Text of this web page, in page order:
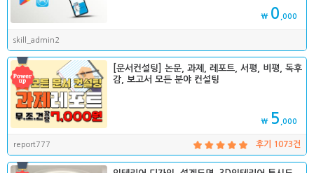
₩ 0 ,000
skill_admin2
[문서컨설팅] 논문, 과제, 레포트, 서평, 비평, 독후
감, 보고서 모든 분야 컨설팅
₩ 5 ,000
report777 후기 1073건